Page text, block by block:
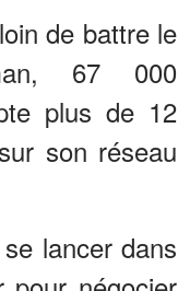
de battre le
67 000
plus de 12
son réseau
lancer dans